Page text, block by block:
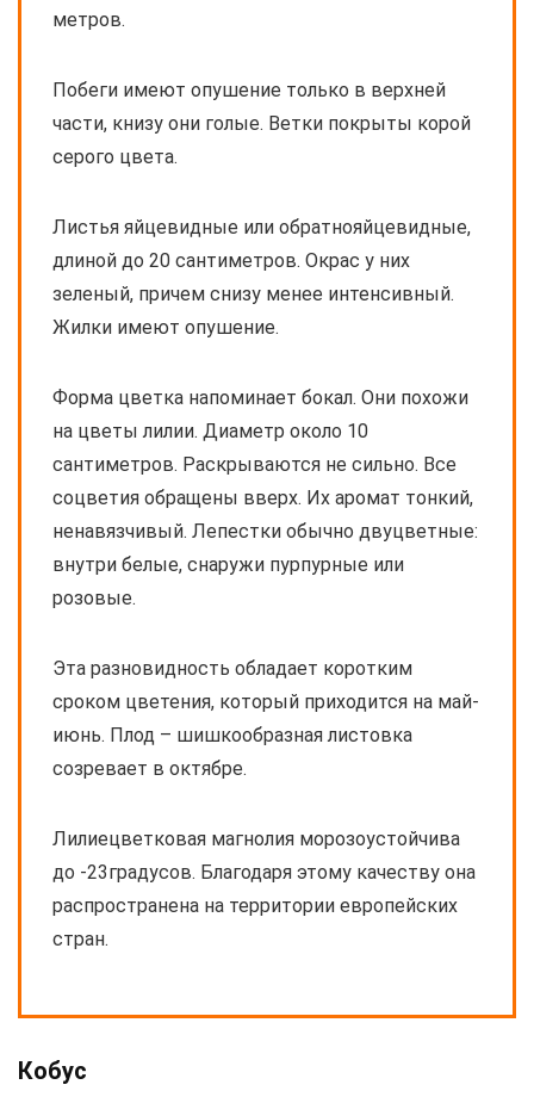
метров.
Побеги имеют опушение только в верхней
части, книзу они голые. Ветки покрыты корой
серого цвета.
Листья яйцевидные или обратнояйцевидные,
длиной до 20 сантиметров. Окрас у них
зеленый, причем снизу менее интенсивный.
Жилки имеют опушение.
Форма цветка напоминает бокал. Они похожи
на цветы лилии. Диаметр около 10
сантиметров. Раскрываются не сильно. Все
соцветия обращены вверх. Их аромат тонкий,
ненавязчивый. Лепестки обычно двуцветные:
внутри белые, снаружи пурпурные или
розовые.
Эта разновидность обладает коротким
сроком цветения, который приходится на май-
июнь. Плод – шишкообразная листовка
созревает в октябре.
Лилиецветковая магнолия морозоустойчива
до -23градусов. Благодаря этому качеству она
распространена на территории европейских
стран.
Кобус